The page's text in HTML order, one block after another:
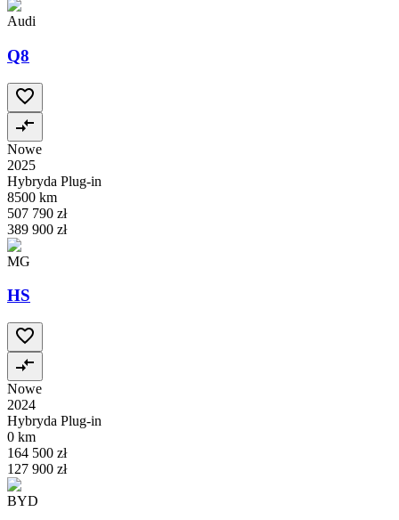
Audi
Q8
Nowe
2025
Hybryda Plug-in
8500 km
507 790 zł
389 900 zł
MG
HS
Nowe
2024
Hybryda Plug-in
0 km
164 500 zł
127 900 zł
BYD